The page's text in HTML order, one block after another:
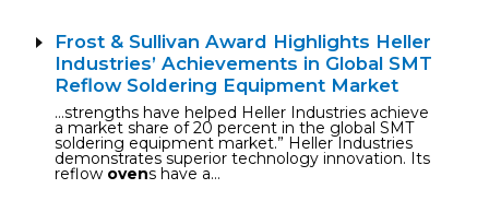
Frost & Sullivan Award Highlights Heller
Industries’ Achievements in Global SMT
Reflow Soldering Equipment Market
…strengths have helped Heller Industries achieve
a market share of 20 percent in the global SMT
soldering equipment market.” Heller Industries
demonstrates superior technology innovation. Its
reflow ovens have a…